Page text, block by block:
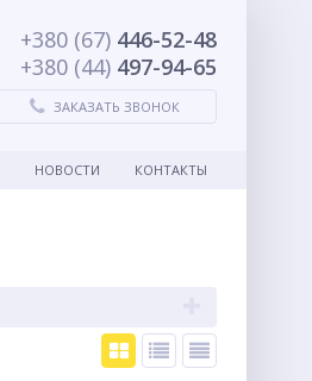
+380 (67) 446-52-48
+380 (44) 497-94-65
ЗАКАЗАТЬ ЗВОНОК
НОВОСТИ КОНТАКТЫ